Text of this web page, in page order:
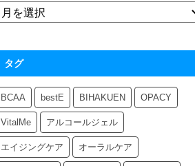
タグ
BCAA bestE BIHAKUEN OPACY
VitalMe アルコールジェル
エイジングケア オーラルケア